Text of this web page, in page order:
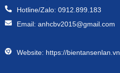
Hotline/Zalo: 0912.899.183
Email: anhcbv2015@gmail.com
Website: https://bientansenlan.vn